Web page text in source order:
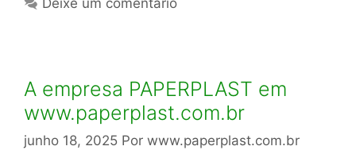
A empresa PAPERPLAST em
www.paperplast.com.br
junho 18, 2025 Por www.paperplast.com.br